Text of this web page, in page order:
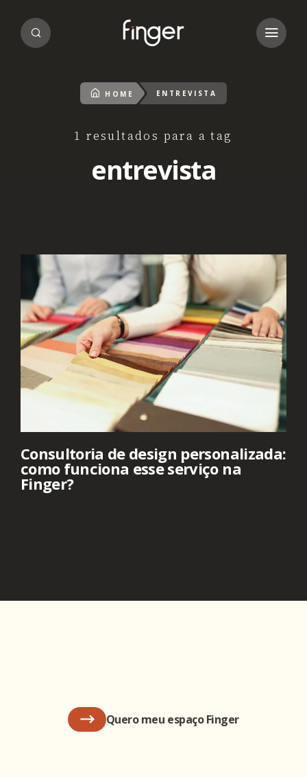
HOME ENTREVISTA
1 resultados para a tag
entrevista
Consultoria de design personalizada:
como funciona esse serviço na
Finger?
Quero meu espaço Finger